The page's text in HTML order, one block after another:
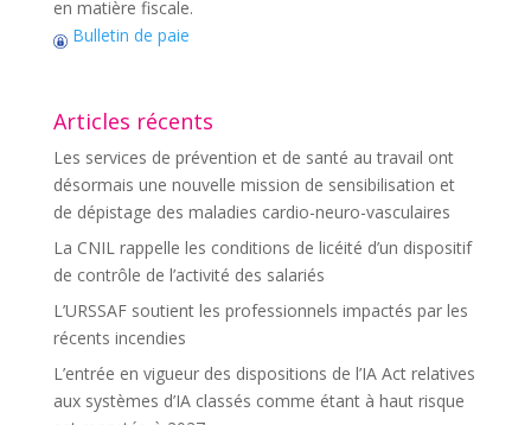
en matière fiscale.
Bulletin de paie
Articles récents
Les services de prévention et de santé au travail ont
désormais une nouvelle mission de sensibilisation et
de dépistage des maladies cardio-neuro-vasculaires
La CNIL rappelle les conditions de licéité d’un dispositif
de contrôle de l’activité des salariés
L’URSSAF soutient les professionnels impactés par les
récents incendies
L’entrée en vigueur des dispositions de l’IA Act relatives
aux systèmes d’IA classés comme étant à haut risque